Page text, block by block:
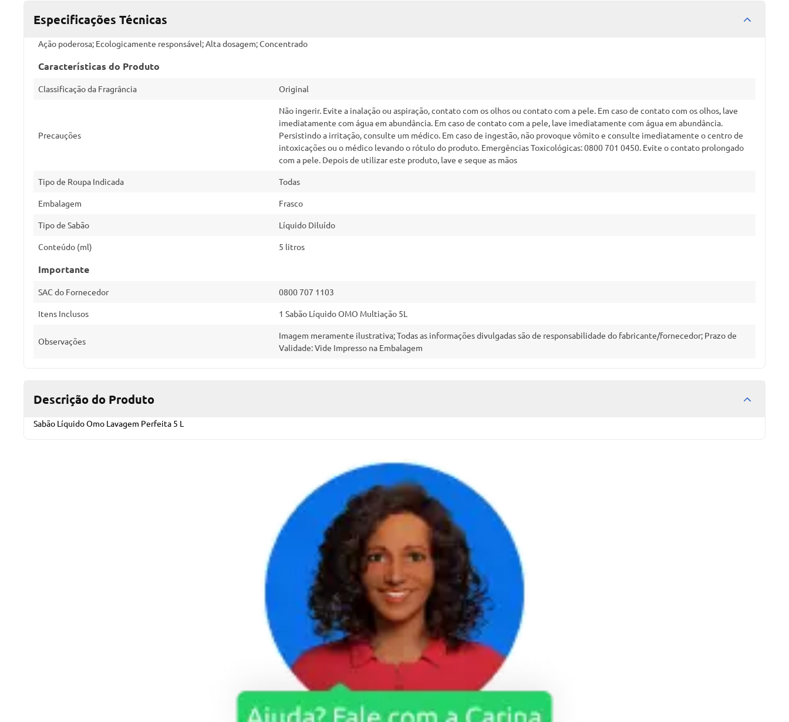
Especificações Técnicas
Ação poderosa; Ecologicamente responsável; Alta dosagem; Concentrado
Características do Produto
Classificação da Fragrância Original
Precauções
Não ingerir. Evite a inalação ou aspiração, contato com os olhos ou contato com a pele. Em caso de contato com os olhos, lave
imediatamente com água em abundância. Em caso de contato com a pele, lave imediatamente com água em abundância.
Persistindo a irritação, consulte um médico. Em caso de ingestão, não provoque vômito e consulte imediatamente o centro de
intoxicações ou o médico levando o rótulo do produto. Emergências Toxicológicas: 0800 701 0450. Evite o contato prolongado
com a pele. Depois de utilizar este produto, lave e seque as mãos
Tipo de Roupa Indicada Todas
Embalagem Frasco
Tipo de Sabão Líquido Diluído
Conteúdo (ml) 5 litros
Importante
SAC do Fornecedor 0800 707 1103
Itens Inclusos 1 Sabão Líquido OMO Multiação 5L
Observações
Imagem meramente ilustrativa; Todas as informações divulgadas são de responsabilidade do fabricante/fornecedor; Prazo de
Validade: Vide Impresso na Embalagem
Descrição do Produto
Sabão Líquido Omo Lavagem Perfeita 5 L